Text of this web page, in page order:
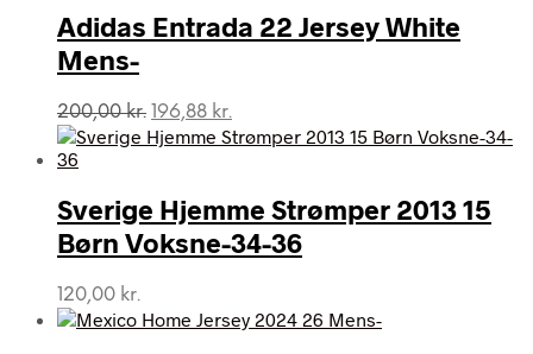
200,00 kr..196,88 kr..
Adidas Entrada 22 Jersey White
Mens-
200,00kr. Den
oprindelige
200,00 kr..
196,88 kr.
aktuelle
196,88 kr..
Sverige Hjemme Strømper 2013 15
Børn Voksne-34-36
120,00 kr.